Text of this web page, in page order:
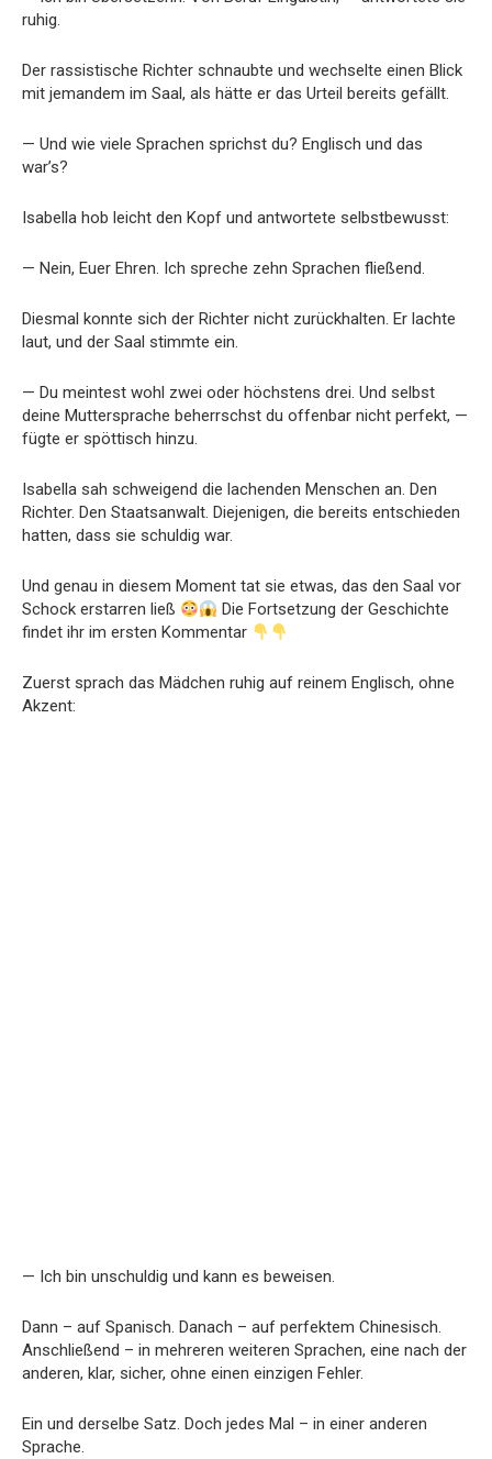
ruhig.
Der rassistische Richter schnaubte und wechselte einen Blick
mit jemandem im Saal, als hätte er das Urteil bereits gefällt.
— Und wie viele Sprachen sprichst du? Englisch und das
war’s?
Isabella hob leicht den Kopf und antwortete selbstbewusst:
— Nein, Euer Ehren. Ich spreche zehn Sprachen fließend.
Diesmal konnte sich der Richter nicht zurückhalten. Er lachte
laut, und der Saal stimmte ein.
— Du meintest wohl zwei oder höchstens drei. Und selbst
deine Muttersprache beherrschst du offenbar nicht perfekt, —
fügte er spöttisch hinzu.
Isabella sah schweigend die lachenden Menschen an. Den
Richter. Den Staatsanwalt. Diejenigen, die bereits entschieden
hatten, dass sie schuldig war.
Und genau in diesem Moment tat sie etwas, das den Saal vor
Schock erstarren ließ
Die Fortsetzung der Geschichte
findet ihr im ersten Kommentar
Zuerst sprach das Mädchen ruhig auf reinem Englisch, ohne
Akzent:
— Ich bin unschuldig und kann es beweisen.
Dann – auf Spanisch. Danach – auf perfektem Chinesisch.
Anschließend – in mehreren weiteren Sprachen, eine nach der
anderen, klar, sicher, ohne einen einzigen Fehler.
Ein und derselbe Satz. Doch jedes Mal – in einer anderen
Sprache.